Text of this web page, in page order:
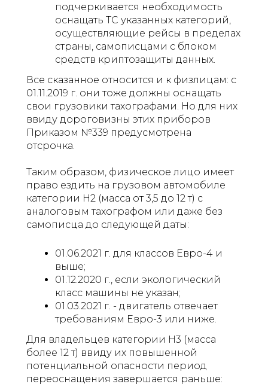
подчеркивается необходимость
оснащать ТС указанных категорий,
осуществляющие рейсы в пределах
страны, самописцами с блоком
средств криптозащиты данных.
Все сказанное относится и к физлицам: с
01.11.2019 г. они тоже должны оснащать
свои грузовики тахографами. Но для них
ввиду дороговизны этих приборов
Приказом №339 предусмотрена
отсрочка.
Таким образом, физическое лицо имеет
право ездить на грузовом автомобиле
категории Н2 (масса от 3,5 до 12 т) с
аналоговым тахографом или даже без
самописца до следующей даты:
01.06.2021 г. для классов Евро-4 и
выше;
01.12.2020 г., если экологический
класс машины не указан;
01.03.2021 г. - двигатель отвечает
требованиям Евро-3 или ниже.
Для владельцев категории Н3 (масса
более 12 т) ввиду их повышенной
потенциальной опасности период
переоснащения завершается раньше: